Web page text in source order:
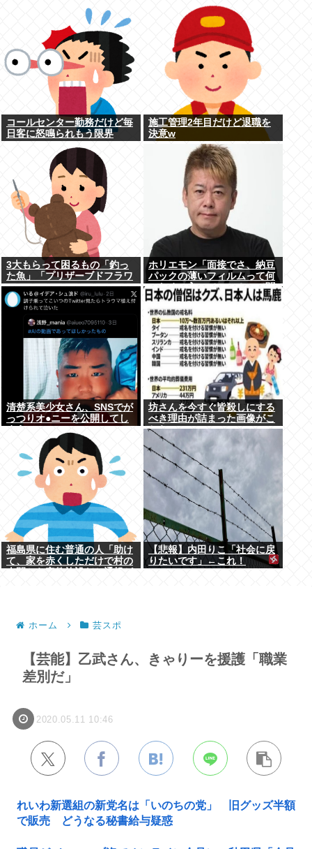
コールセンター勤務だけど毎
日客に怒鳴られもう限界
施工管理2年目だけど退職を
決意w
3大もらって困るもの「釣っ
た魚」「プリザーブドフラワ
ー」
ホリエモン「面接でさ、納豆
パックの薄いフィルムって何
のために入っていの？って聞
くわけ」
清楚系美少女さん、SNSでが
っつりオ●ニーを公開してし
坊さんを今すぐ皆殺しにする
べき理由が詰まった画像がこ
ちら
福島県に住む普通の人「助け
て、家を赤くしただけで村の
【悲報】内田りこ「社会に戻
りたいです」←これ！
ホーム 芸スポ
【芸能】乙武さん、きゃりーを援護「職業
差別だ」
2020.05.11 10:46
れいわ新選組の新党名は「いのちの党」 旧グッズ半額
で販売 どうなる秘書給与疑惑